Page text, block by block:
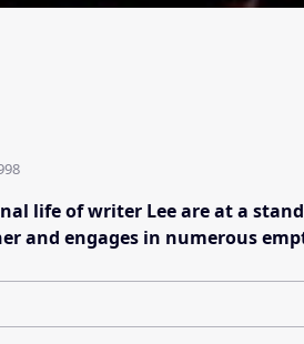
life of writer Lee are at a
and engages in numerous